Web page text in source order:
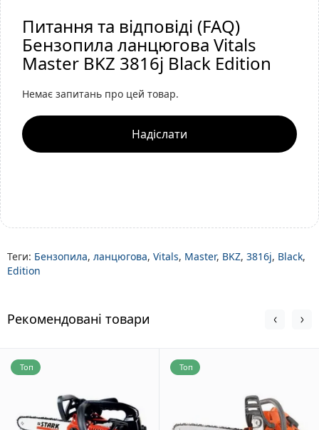
Питання та відповіді (FAQ)
Бензопила ланцюгова Vitals
Master BKZ 3816j Black Edition
Немає запитань про цей товар.
Надіслати
Теги: Бензопила, ланцюгова, Vitals, Master, BKZ, 3816j, Black,
Edition
Рекомендовані товари
Топ Топ